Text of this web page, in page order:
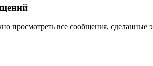
просмотреть все сообщения, сделанные